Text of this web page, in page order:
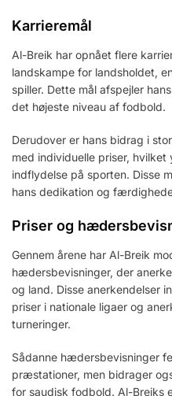
Karrieremål
Al-Breik har opnået flere
landskampe for landsholdet,
spiller. Dette mål afspejler
det højeste niveau af fodbold.
Derudover er hans bidrag i
med individuelle priser,
indflydelse på sporten. Disse
hans dedikation og
Priser og
Gennem årene har Al-Breik
hædersbevisninger, der
og land. Disse anerkendelser
priser i nationale ligaer og
turneringer.
Sådanne hædersbevisninger
præstationer, men bidrager
for saudisk fodbold. Al-Breiks